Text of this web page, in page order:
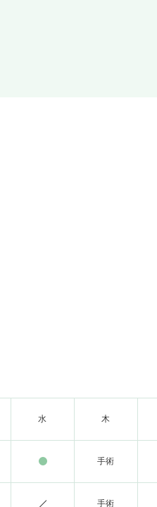
水 木
手術
手術